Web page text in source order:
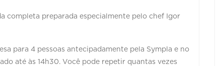
completa preparada especialmente pelo chef Igor
para 4 pessoas antecipadamente pela Sympla e no
até às 14h30. Você pode repetir quantas vezes